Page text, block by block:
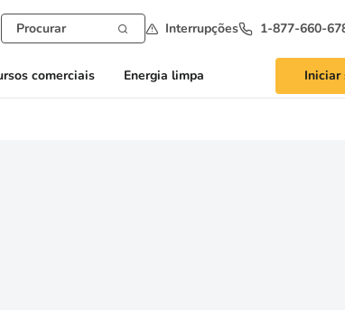
Interrupções 1-877-660-
comerciais Energia limpa Iniciar